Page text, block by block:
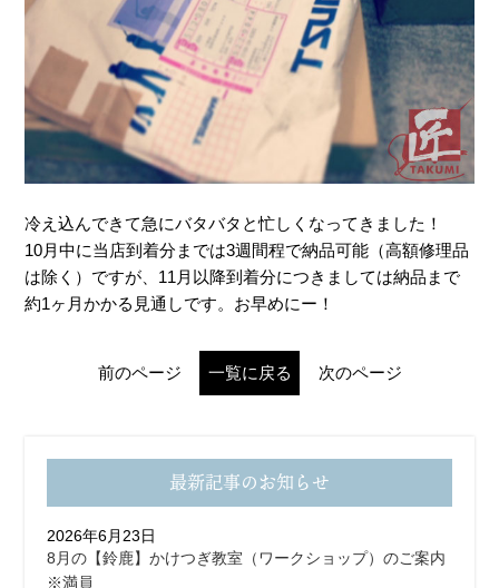
冷え込んできて急にバタバタと忙しくなってきました！
10月中に当店到着分までは3週間程で納品可能（高額修理品
は除く）ですが、11月以降到着分につきましては納品まで
約1ヶ月かかる見通しです。お早めにー！
前のページ 一覧に戻る 次のページ
最新記事のお知らせ
8月の【鈴鹿】かけつぎ教室（ワークショップ）のご案内
※満員
2026年6月23日